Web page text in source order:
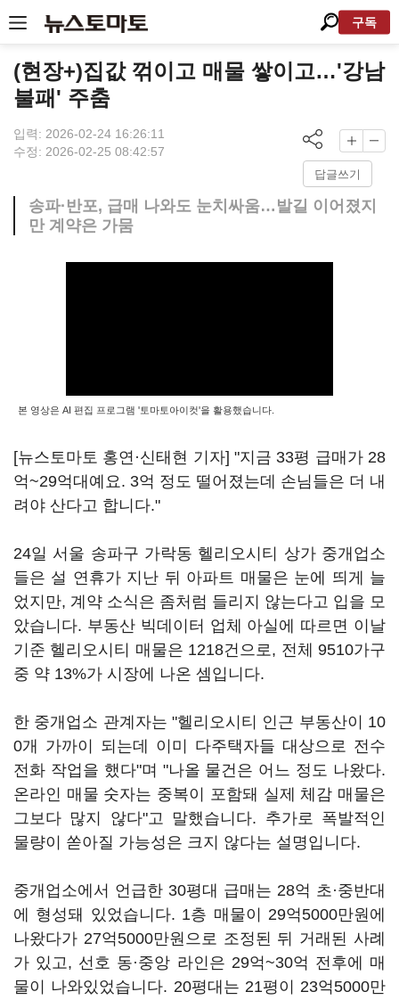
구독
(현장+)집값 꺾이고 매물 쌓이고…'강남
불패' 주춤
입력: 2026-02-24 16:26:11
수정: 2026-02-25 08:42:57
답글쓰기
송파·반포, 급매 나와도 눈치싸움…발길 이어졌지
만 계약은 가뭄
본 영상은 AI 편집 프로그램 '토마토아이컷'을 활용했습니다.
[뉴스토마토 홍연·신태현 기자] "지금 33평 급매가 28
억~29억대예요. 3억 정도 떨어졌는데 손님들은 더 내
려야 산다고 합니다."
24일 서울 송파구 가락동 헬리오시티 상가 중개업소
들은 설 연휴가 지난 뒤 아파트 매물은 눈에 띄게 늘
었지만, 계약 소식은 좀처럼 들리지 않는다고 입을 모
았습니다. 부동산 빅데이터 업체 아실에 따르면 이날
기준 헬리오시티 매물은 1218건으로, 전체 9510가구
중 약 13%가 시장에 나온 셈입니다.
한 중개업소 관계자는 "헬리오시티 인근 부동산이 10
0개 가까이 되는데 이미 다주택자들 대상으로 전수
전화 작업을 했다"며 "나올 물건은 어느 정도 나왔다.
온라인 매물 숫자는 중복이 포함돼 실제 체감 매물은
그보다 많지 않다"고 말했습니다. 추가로 폭발적인
물량이 쏟아질 가능성은 크지 않다는 설명입니다.
중개업소에서 언급한 30평대 급매는 28억 초·중반대
에 형성돼 있었습니다. 1층 매물이 29억5000만원에
나왔다가 27억5000만원으로 조정된 뒤 거래된 사례
가 있고, 선호 동·중앙 라인은 29억~30억 전후에 매
물이 나와있었습니다. 20평대는 21평이 23억5000만